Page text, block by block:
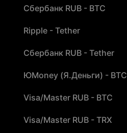
Сбербанк RUB - BTC
Ripple - Tether
Сбербанк RUB - Tether
ЮMoney (Я.Деньги) - BTC
Visa/Master RUB - BTC
Visa/Master RUB - TRX